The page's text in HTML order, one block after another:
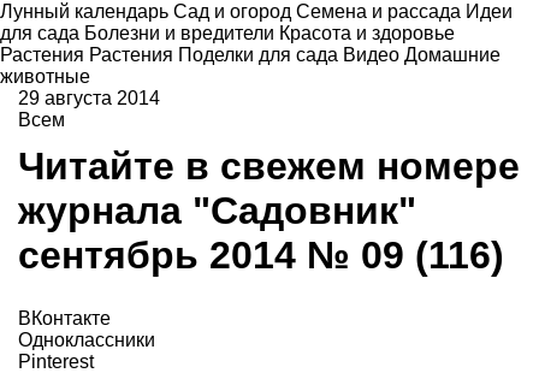
Лунный календарь Сад и огород Семена и рассада Идеи
для сада Болезни и вредители Красота и здоровье
Растения Растения Поделки для сада Видео Домашние
животные
29 августа 2014
Всем
Читайте в свежем номере
журнала "Садовник"
сентябрь 2014 № 09 (116)
ВКонтакте
Одноклассники
Pinterest